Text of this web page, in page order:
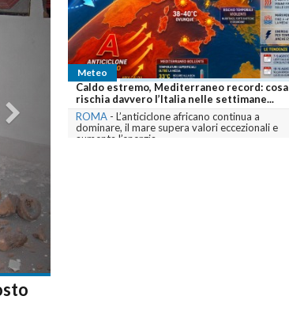
Meteo
Caldo estremo, Mediterraneo record: cosa
rischia davvero l’Italia nelle settimane...
ROMA - L’anticiclone africano continua a
dominare, il mare supera valori eccezionali e
aumenta l’energia...